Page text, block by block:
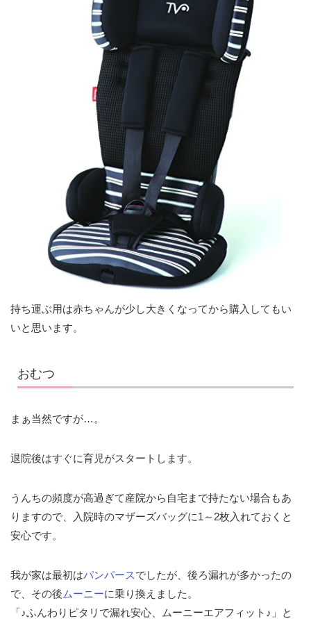
持ち運ぶ用は赤ちゃんが少し大きくなってから購入してもい
いと思います。
おむつ
まぁ当然ですが…。
退院後はすぐに育児がスタートします。
うんちの頻度が高過ぎて産院から自宅まで持たない場合もあ
りますので、入院時のマザーズバッグに1～2枚入れておくと
安心です。
我が家は最初はパンパースでしたが、後ろ漏れが多かったの
で、その後 ムーニーに乗り換えました。
「♪ふんわりピタリで漏れ安心、ムーニーエアフィット♪」と